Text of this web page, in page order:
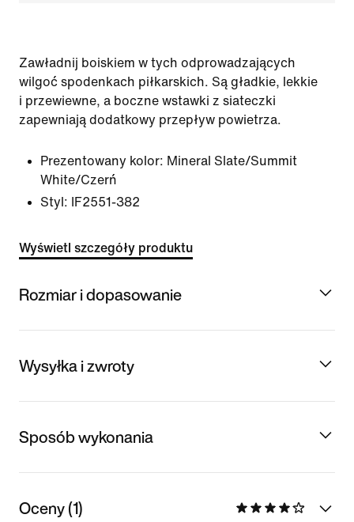
Zawładnij boiskiem w tych odprowadzających
wilgoć spodenkach piłkarskich. Są gładkie, lekkie
i przewiewne, a boczne wstawki z siateczki
zapewniają dodatkowy przepływ powietrza.
Prezentowany kolor: Mineral Slate/Summit
White/Czerń
Styl:
IF2551-382
Wyświetl szczegóły produktu
Rozmiar i dopasowanie
Wysyłka i zwroty
Sposób wykonania
Oceny (1)